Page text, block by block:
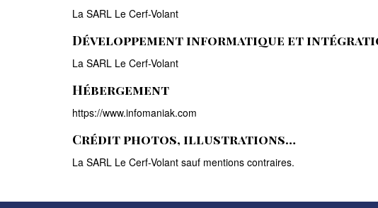
La SARL Le Cerf-Volant
Développement informatique et
La SARL Le Cerf-Volant
Hébergement
https://www.infomaniak.com
Crédit photos, illustrations…
La SARL Le Cerf-Volant sauf mentions contraires.